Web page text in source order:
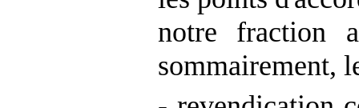
notre fraction
sommairement,